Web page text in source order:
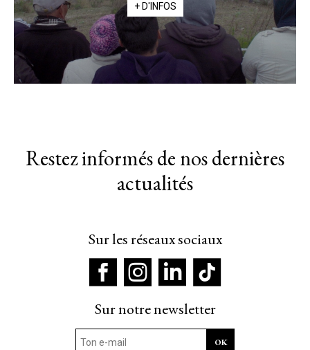
+ D'INFOS
Restez informés de nos dernières
actualités
Sur les réseaux sociaux
Sur notre newsletter